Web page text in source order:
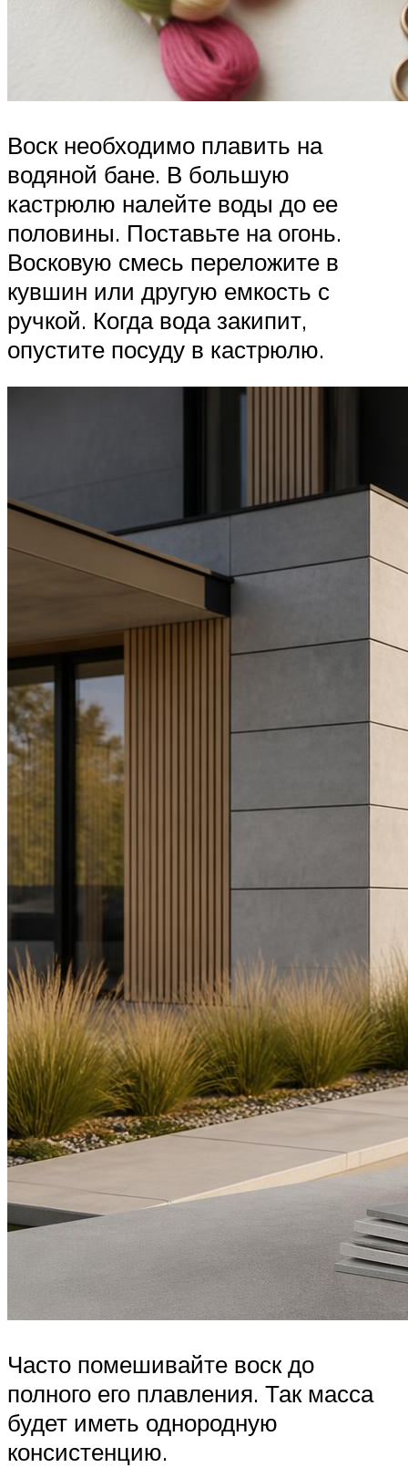
Воск необходимо плавить на
водяной бане. В большую
кастрюлю налейте воды до ее
половины. Поставьте на огонь.
Восковую смесь переложите в
кувшин или другую емкость с
ручкой. Когда вода закипит,
опустите посуду в кастрюлю.
Часто помешивайте воск до
полного его плавления. Так масса
будет иметь однородную
консистенцию.